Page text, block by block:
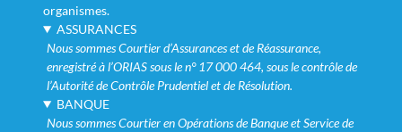
organismes.
ASSURANCES
Nous sommes Courtier d’Assurances et de Réassurance,
enregistré à l’ORIAS sous le n° 17 000 464, sous le contrôle de
l’Autorité de Contrôle Prudentiel et de Résolution.
BANQUE
Nous sommes Courtier en Opérations de Banque et Service de